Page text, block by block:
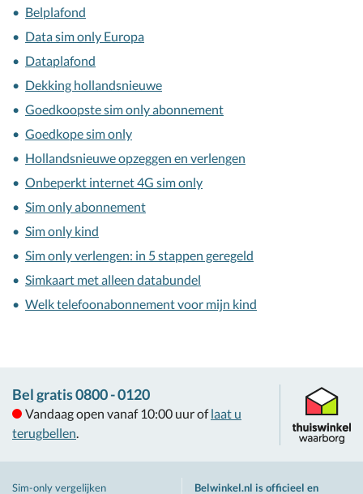
Belplafond
Data sim only Europa
Dataplafond
Dekking hollandsnieuwe
Goedkoopste sim only abonnement
Goedkope sim only
Hollandsnieuwe opzeggen en verlengen
Onbeperkt internet 4G sim only
Sim only abonnement
Sim only kind
Sim only verlengen: in 5 stappen geregeld
Simkaart met alleen databundel
Welk telefoonabonnement voor mijn kind
Bel gratis 0800 - 0120
Vandaag open vanaf 10:00 uur of laat u
terugbellen.
Sim-only vergelijken Belwinkel.nl is officieel en